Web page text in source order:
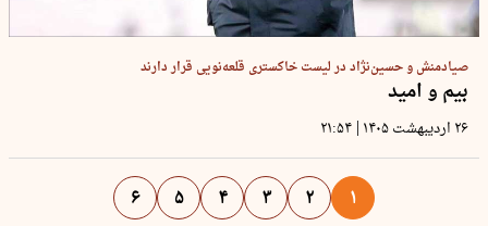
صیادمنش و حسین‌نژاد در لیست خاکستری قلعه‌نویی قرار دارند
بیم و امید
۲۶ اردیبهشت ۱۴۰۵ | ۲۱:۵۴
۱ ۲ ۳ ۴ ۵ ۶